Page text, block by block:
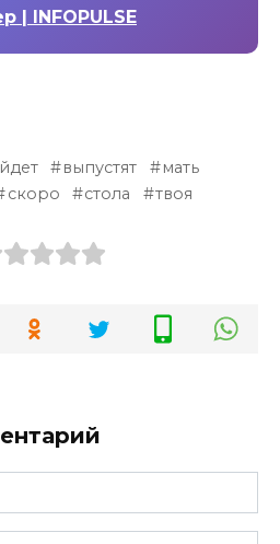
| INFOPULSE
выпустят
мать
скоро стола твоя